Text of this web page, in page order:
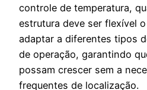
controle de temperatura,
estrutura deve ser flexível
adaptar a diferentes tipos
de operação, garantindo
possam crescer sem a
frequentes de localização.